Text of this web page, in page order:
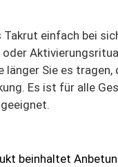
Takrut einfach bei
oder
länger Sie es
Es ist für alle
beinhaltet